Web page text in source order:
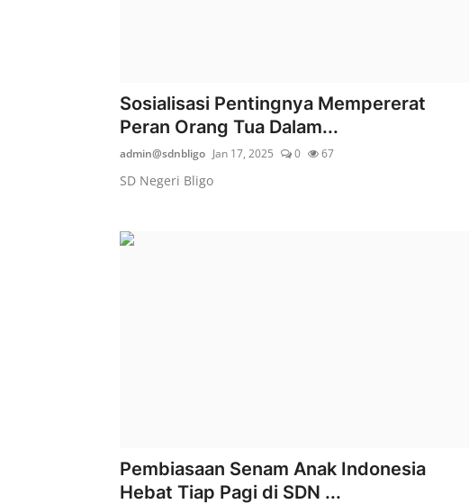
Sosialisasi Pentingnya Mempererat
Peran Orang Tua Dalam...
admin@sdnbligo Jan 17, 2025 0 67
SD Negeri Bligo
Pembiasaan Senam Anak Indonesia
Hebat Tiap Pagi di SDN ...